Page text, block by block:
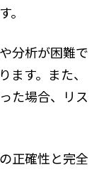
。
分析が困難で
す。また、
た場合、リス
正確性と完全